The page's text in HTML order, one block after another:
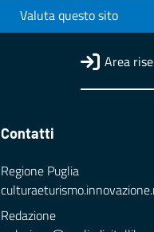
Valuta questo sito
Area
Contatti
Regione Puglia
Redazione